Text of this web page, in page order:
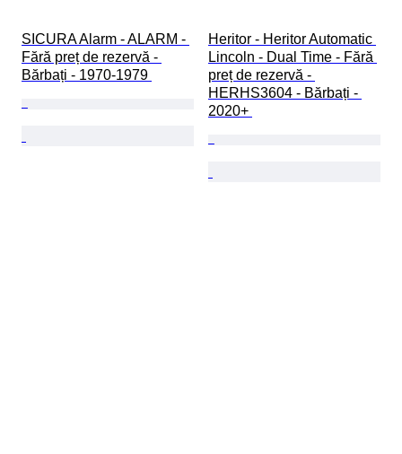
SICURA Alarm - ALARM -
Fără preț de rezervă -
Bărbați - 1970-1979
Heritor - Heritor Automatic
Lincoln - Dual Time - Fără
preț de rezervă -
HERHS3604 - Bărbați -
2020+